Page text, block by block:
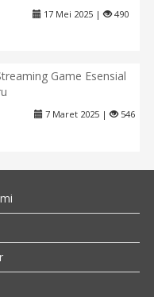
17 Mei 2025 | 490
Game Esensial
7 Maret 2025 | 546